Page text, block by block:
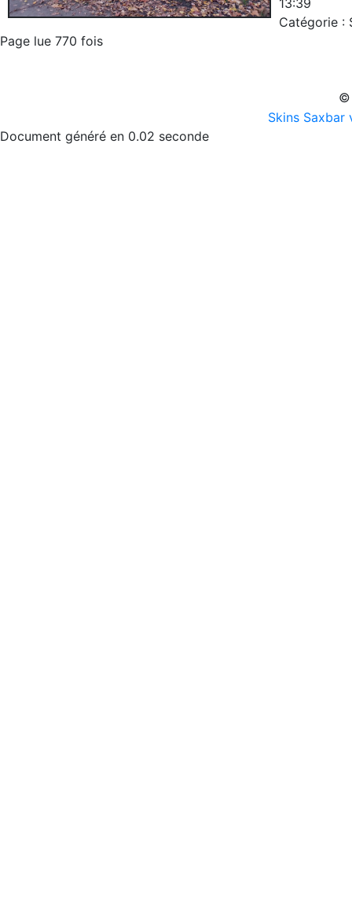
13:39
Catégorie :
Page lue 770 fois
©
Skins Saxbar
Document généré en 0.02 seconde